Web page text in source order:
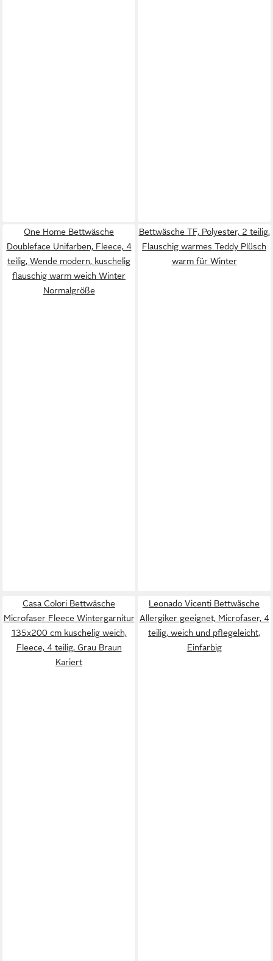
One Home Bettwäsche
Doubleface Unifarben, Fleece, 4
teilig, Wende modern, kuschelig
flauschig warm weich Winter
Normalgröße
Bettwäsche TF, Polyester, 2 teilig,
Flauschig warmes Teddy Plüsch
warm für Winter
Casa Colori Bettwäsche
Microfaser Fleece Wintergarnitur
135x200 cm kuschelig weich,
Fleece, 4 teilig, Grau Braun
Kariert
Leonado Vicenti Bettwäsche
Allergiker geeignet, Microfaser, 4
teilig, weich und pflegeleicht,
Einfarbig